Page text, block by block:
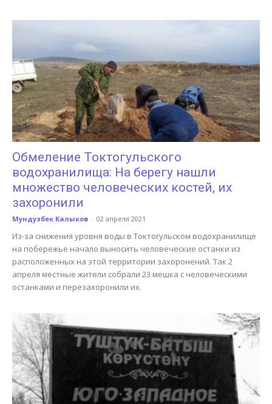
Обмеление Токтогульского
водохранилища: На берегу нашли
множество человеческих костей, их
захоронили
Мундузбек Калыков - 02 апреля 2021
Из-за снижения уровня воды в Токтогульском водохранилище
на побережье начало выносить человеческие останки из
расположенных на этой территории захоронений. Так 2
апреля местные жители собрали 23 мешка с человеческими
останками и перезахоронили их.